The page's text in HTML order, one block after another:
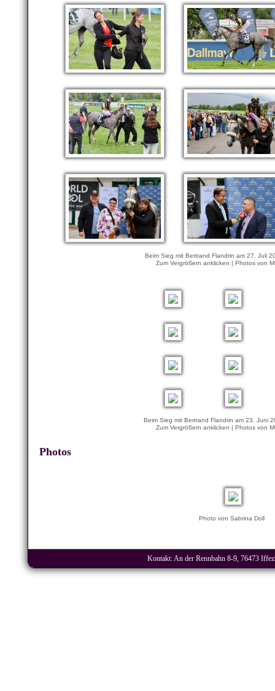
Beim Sieg mit Bertrand Flandrin am 27. Juli
Zum Vergrößern anklicken | Photos von
Beim Sieg mit Bertrand Flandrin am 23. Juni
Zum Vergrößern anklicken | Photos von
Photos
Photo von Sabrina Doll
Kontakt: An der Rennbahn 8-9, 76473